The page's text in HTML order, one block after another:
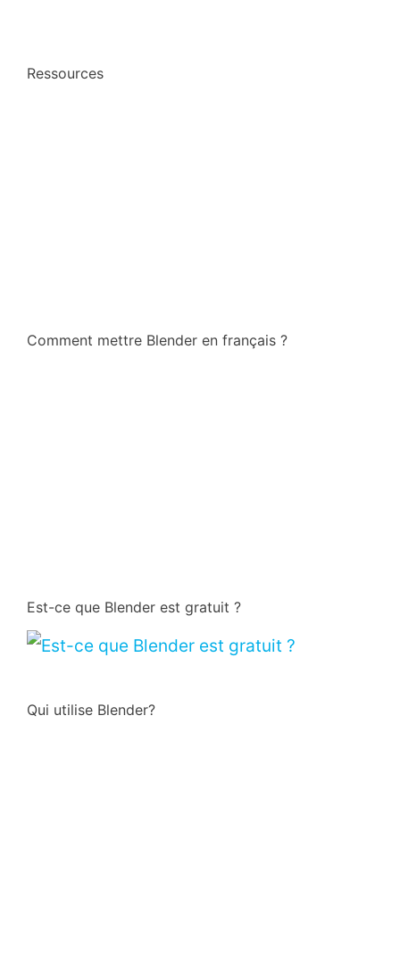
Ressources
Comment mettre Blender en français ?
Est-ce que Blender est gratuit ?
Qui utilise Blender?